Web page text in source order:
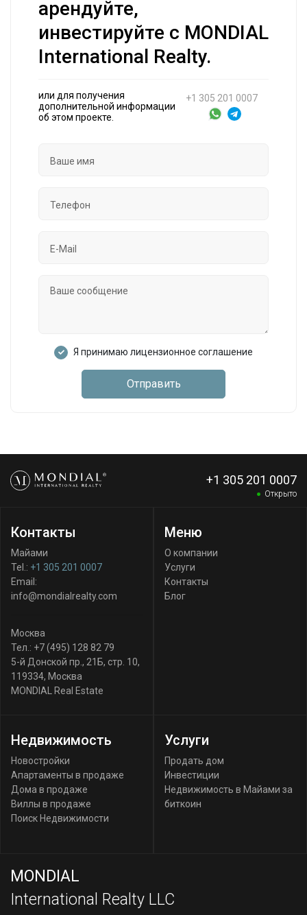
арендуйте,
инвестируйте с MONDIAL
International Realty.
или для получения
дополнительной информации
об этом проекте.
+1 305 201 0007
Я принимаю лицензионное соглашение
Отправить
+1 305 201 0007
Открыто
Контакты
Майами
Tel.: +1 305 201 0007
Email:
info@mondialrealty.com
Москва
Тел.: +7 (495) 128 82 79
5-й Донской пр., 21Б, стр. 10,
119334, Москва
MONDIAL Real Estate
Меню
О компании
Услуги
Контакты
Блог
Недвижимость
Новостройки
Апартаменты в продаже
Дома в продаже
Виллы в продаже
Поиск Недвижимости
Услуги
Продать дом
Инвестиции
Недвижимость в Майами за
биткоин
MONDIAL
International Realty LLC